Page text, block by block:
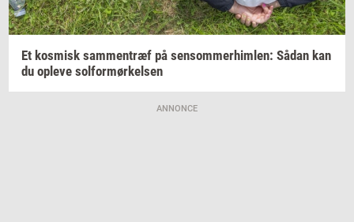
Et kos­misk sam­men­træf på sen­som­mer­him­len: Sådan kan
du op­le­ve sol­for­mør­kel­sen
ANNONCE